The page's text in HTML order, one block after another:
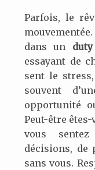
Parfois, le
dans un
essayant de
sent le
souvent
opportunité
Peut-être
vous
décisions,
sans vous.